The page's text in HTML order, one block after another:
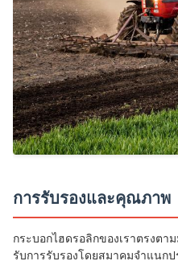
การรับรองและคุณภาพ
กระบอกไฮดรอลิกของเราตรงต
รับการรับรองโดยสมาคมจำแนก